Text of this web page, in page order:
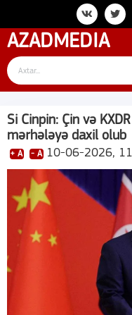
AZADMEDIA
Si Cinpin: Çin və
mərhələyə daxil olub
+ A - A 10-06-2026,